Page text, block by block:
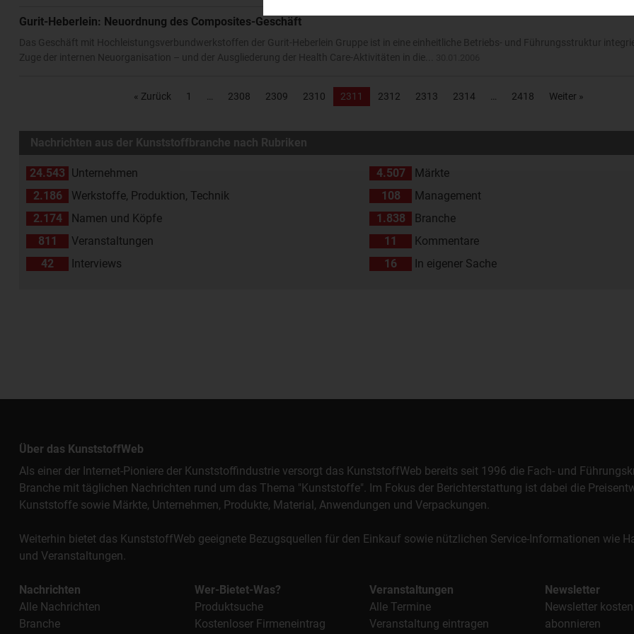
Gurit-Heberlein: Neuordnung des Composites-Geschäft
Das Geschäft mit Hochleistungsverbundwerkstoffen der Gurit-Heberlein Gruppe ist in eine einheitliche Betriebs- und Führungsstruktur
Zuge der internen Neuorganisation – und der Ausgliederung der Health Care-Aktivitäten in die...
« Zurück 1 2308 2309 2310 2311 2312 2313 2314 2418 Weiter »
Nachrichten aus der Kunststoffbranche nach Rubriken
24.543 Unternehmen 4.507
Märkte
2.186
Werkstoffe, Produktion, Technik 108
Management
2.174
Namen und Köpfe 1.838
Branche
811
Veranstaltungen 11
Kommentare
42
Interviews 16 In eigener Sache
Über das KunststoffWeb
Als einer der Internet-Pioniere der Kunststoffindustrie versorgt das KunststoffWeb bereits seit 1996 die Fach- und
Branche mit täglichen Nachrichten rund um das Thema "Kunststoffe". Im Fokus der Berichterstattung ist dabei die
Kunststoffe sowie Märkte, Unternehmen, Produkte, Material, Anwendungen und Verpackungen.
Weiterhin bietet das KunststoffWeb geeignete Bezugsquellen für den Einkauf sowie nützlichen Service-Informationen wie
und Veranstaltungen.
Nachrichten
Alle Nachrichten
Branche
Wer-Bietet-Was?
Produktsuche
Kostenloser Firmeneintrag
Veranstaltungen
Alle Termine
Veranstaltung eintragen
Newsletter
Newsletter
abonnieren